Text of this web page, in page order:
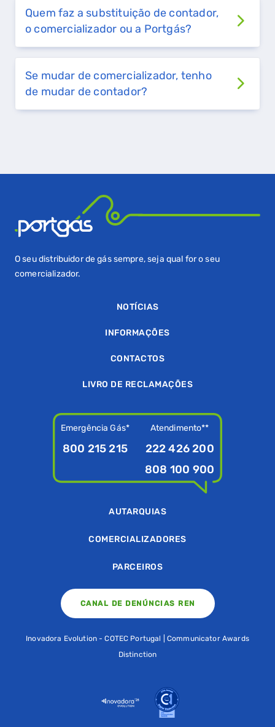
Quem faz a substituição de contador,
o comercializador ou a Portgás?
Se mudar de comercializador, tenho
de mudar de contador?
O seu distribuidor de gás sempre, seja qual for o seu
comercializador.
NOTÍCIAS
INFORMAÇÕES
CONTACTOS
LIVRO DE RECLAMAÇÕES
Emergência Gás*
800 215 215
Atendimento**
222 426 200
808 100 900
AUTARQUIAS
COMERCIALIZADORES
PARCEIROS
CANAL DE DENÚNCIAS REN
Inovadora Evolution - COTEC Portugal | Communicator Awards
Distinction